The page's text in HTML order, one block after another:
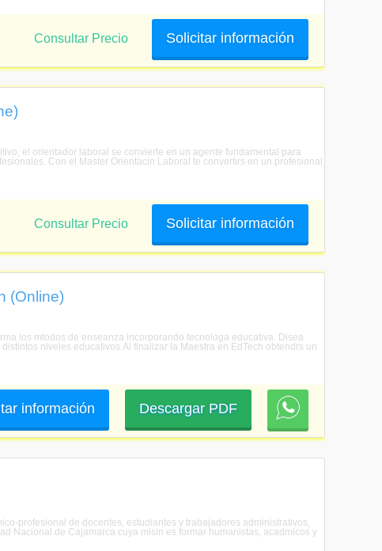
Solicitar información
Consultar Precio
el orientador laboral se convierte en un agente fundamental para
Con el Master Orientacin Laboral te convertirs en un profesional
Solicitar información
Consultar Precio
(Online)
los mtodos de enseanza incorporando tecnologa educativa. Disea
niveles educativos.Al finalizar la Maestra en EdTech obtendrs un
Descargar PDF
información
profesional de docentes, estudiantes y trabajadores administrativos,
Nacional de Cajamarca cuya misin es formar humanistas, acadmicos y